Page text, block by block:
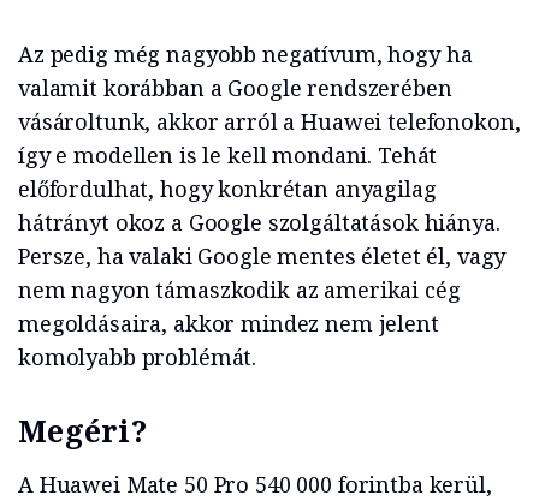
Az pedig még nagyobb negatívum, hogy ha
valamit korábban a Google rendszerében
vásároltunk, akkor arról a Huawei telefonokon,
így e modellen is le kell mondani. Tehát
előfordulhat, hogy konkrétan anyagilag
hátrányt okoz a Google szolgáltatások hiánya.
Persze, ha valaki Google mentes életet él, vagy
nem nagyon támaszkodik az amerikai cég
megoldásaira, akkor mindez nem jelent
komolyabb problémát.
Megéri?
A Huawei Mate 50 Pro 540 000 forintba kerül,